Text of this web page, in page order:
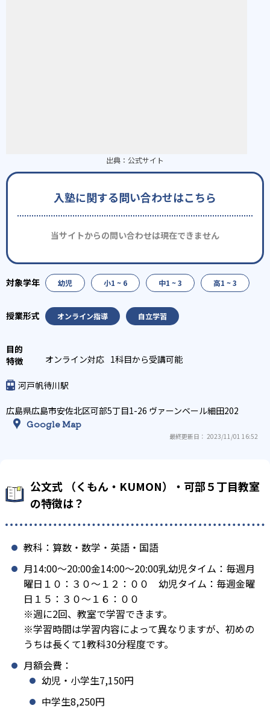
出典： 公式サイト
入塾に関する問い合わせはこちら
当サイトからの問い合わせは現在できません
幼児 小1 ~ 6 中1 ~ 3 高1 ~ 3
オンライン指導 自立学習
オンライン対応 1科目から受講可能
河戸帆待川駅
広島県広島市安佐北区可部5丁目1-26 ヴァーンベール細田202
Google Map
最終更新日： 2023/11/01 16:52
公文式 （くもん・KUMON）・可部５丁目教室
の特徴は？
教科：算数・数学・英語・国語
月14:00〜20:00金14:00〜20:00乳幼児タイム：毎週月
曜日１０：３０～１２：００ 幼児タイム：毎週金曜
日１５：３０～１６：００
※週に2回、教室で学習できます。
※学習時間は学習内容によって異なりますが、初めの
うちは長くて1教科30分程度です。
月額会費：
幼児・小学生7,150円
中学生8,250円